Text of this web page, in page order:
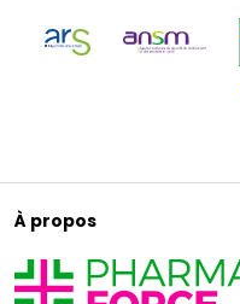
À propos